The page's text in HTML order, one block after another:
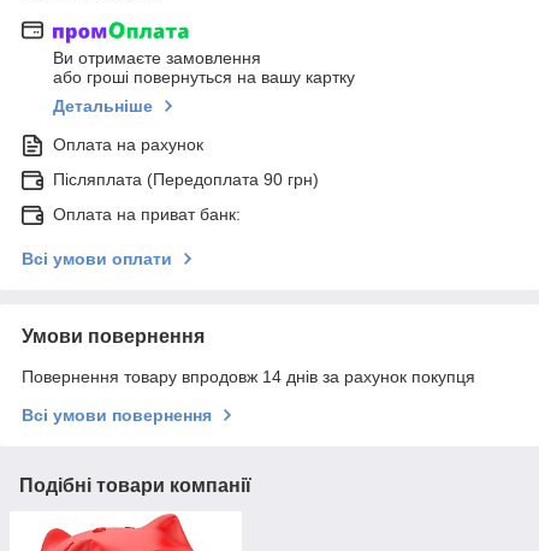
Ви отримаєте замовлення
або гроші повернуться на вашу картку
Детальніше
Оплата на рахунок
Післяплата (Передоплата 90 грн)
Оплата на приват банк:
Всі умови оплати
Умови повернення
Повернення товару впродовж 14 днів за рахунок покупця
Всі умови повернення
Подібні товари компанії